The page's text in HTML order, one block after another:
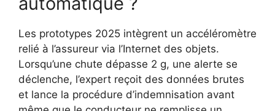
Les prototypes 2025 intègrent un accéléromètre
relié à l’assureur via l’Internet des objets.
Lorsqu’une chute dépasse 2 g, une alerte se
déclenche, l’expert reçoit des données brutes
et lance la procédure d’indemnisation avant